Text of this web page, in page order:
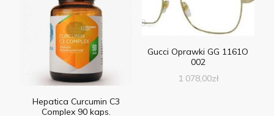
Hepatica Curcumin C3
Complex 90 kaps.
Gucci Oprawki GG 1161O
002
1 078,00zł